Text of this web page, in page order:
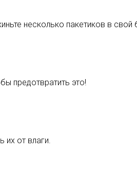
несколько пакетиков в
предотвратить это!
их от влаги.